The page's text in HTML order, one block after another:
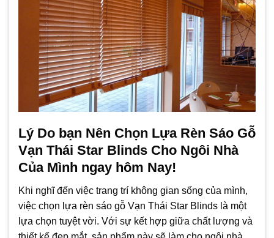
Lý Do bạn Nên Chọn Lựa Rèn Sáo Gỗ
Vạn Thái Star Blinds Cho Ngôi Nhà
Của Mình ngay hôm Nay!
Khi nghĩ đến việc trang trí không gian sống của mình,
việc chọn lựa rèn sáo gỗ Vạn Thái Star Blinds là một
lựa chọn tuyệt vời. Với sự kết hợp giữa chất lượng và